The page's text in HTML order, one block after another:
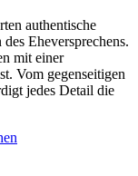
authentische
Eheversprechens.
mit einer
Vom gegenseitigen
jedes Detail die